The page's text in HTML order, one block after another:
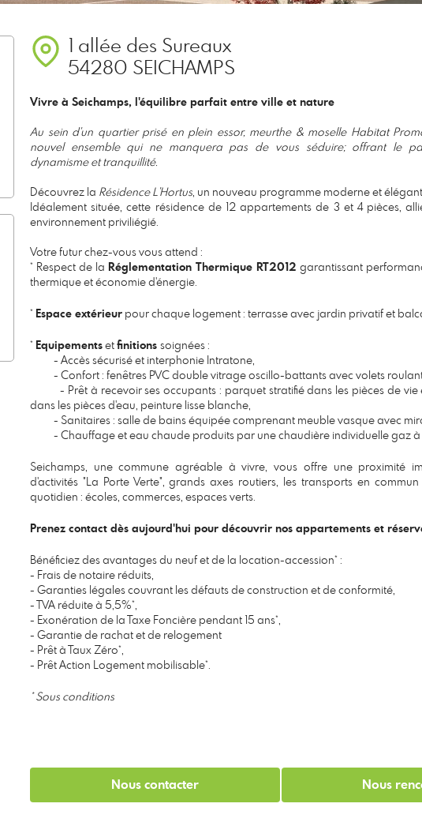
1 allée des Sureaux
54280 SEICHAMPS
Vivre à Seichamps, l'équilibre parfait entre ville et nature
Au sein d'un quartier prisé en plein essor, meurthe & moselle Habitat
nouvel ensemble qui ne manquera pas de vous séduire; offrant le
dynamisme et tranquillité.
Découvrez la Résidence L'Hortus, un nouveau programme moderne et
Idéalement située, cette résidence de 12 appartements de 3 et 4 pièces,
environnement priviliégié.
Votre futur chez-vous vous attend :
* Respect de la Réglementation Thermique RT2012 garantissant
thermique et économie d'énergie.
* Espace extérieur pour chaque logement : terrasse avec jardin privatif et
* Equipements et finitions soignées :
- Accès sécurisé et interphonie Intratone,
- Confort : fenêtres PVC double vitrage oscillo-battants avec volets
- Prêt à recevoir ses occupants : parquet stratifié dans les pièces de vie
dans les pièces d'eau, peinture lisse blanche,
- Sanitaires : salle de bains équipée comprenant meuble vasque avec
- Chauffage et eau chaude produits par une chaudière individuelle gaz à
Seichamps, une commune agréable à vivre, vous offre une proximité
d'activités "La Porte Verte", grands axes routiers, les transports en
quotidien : écoles, commerces, espaces verts.
Prenez contact dès aujourd'hui pour découvrir nos appartements et
Bénéficiez des avantages du neuf et de la location-accession* :
- Frais de notaire réduits,
- Garanties légales couvrant les défauts de construction et de conformité,
- TVA réduite à 5,5%*,
- Exonération de la Taxe Foncière pendant 15 ans*,
- Garantie de rachat et de relogement
- Prêt à Taux Zéro*,
- Prêt Action Logement mobilisable*.
* Sous conditions
Nous contacter Nous